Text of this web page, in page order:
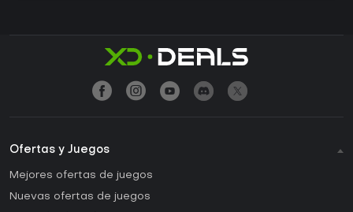
Ofertas y Juegos
Mejores ofertas de juegos
Nuevas ofertas de juegos